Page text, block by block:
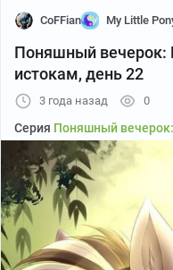
есть завтра, в20:00
забудьте подготовить
увидимся!
CoFFian My Little
Поняшный вечерок:
истокам, день 22
3 года назад 0
Серия Поняшный